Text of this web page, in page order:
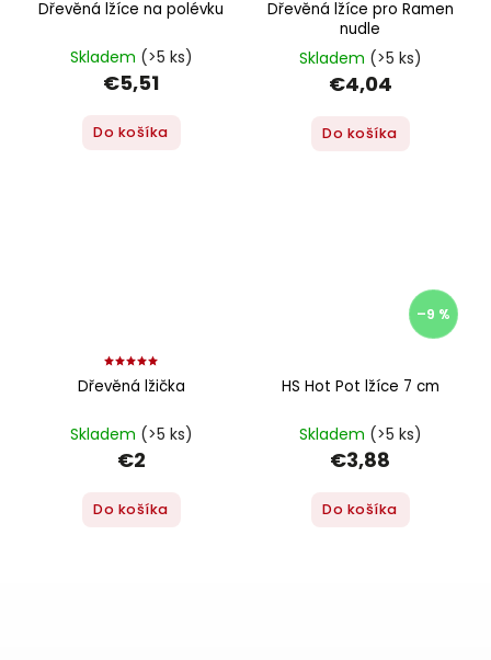
Dřevěná lžíce na polévku
Skladem (>5 ks)
€5,51
Do košíka
Dřevěná lžíce pro Ramen
nudle
Skladem (>5 ks)
€4,04
Do košíka
Dřevěná lžička
Skladem (>5 ks)
€2
Do košíka
–9 %
HS Hot Pot lžíce 7 cm
Skladem (>5 ks)
€3,88
Do košíka